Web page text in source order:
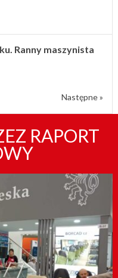
Ranny maszynista
Następne »
RAPORT